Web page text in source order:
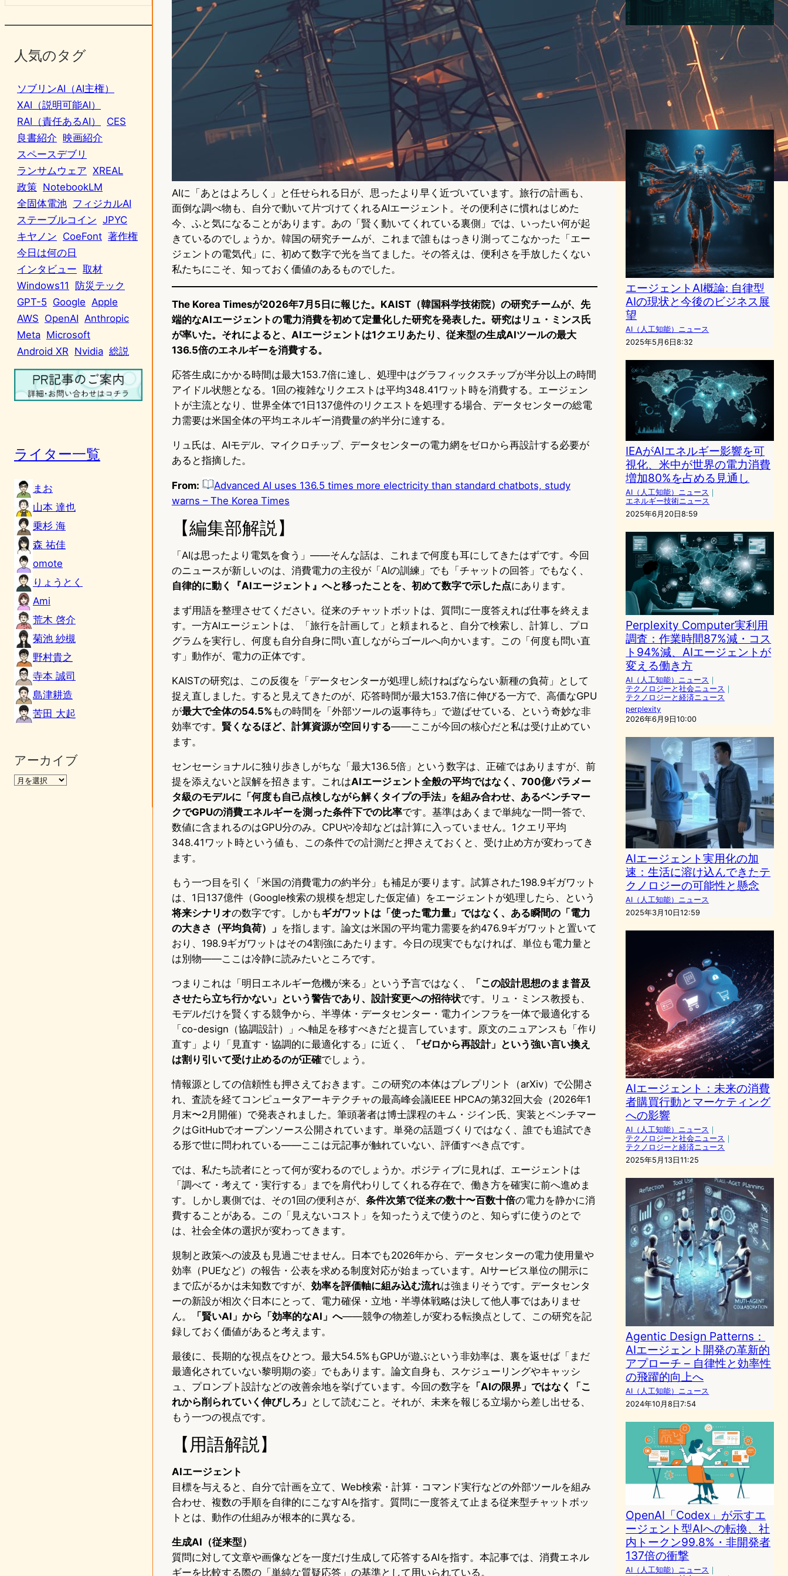
人気のタグ
ソブリンAI（AI主権）
XAI（説明可能AI）
RAI（責任あるAI）
CES
良書紹介 映画紹介
スペースデブリ
ランサムウェア XREAL
政策 NotebookLM
全固体電池 フィジカルAI
ステーブルコイン JPYC
キヤノン CoeFont 著作権
今日は何の日
インタビュー 取材
Windows11
防災テック
GPT-5 Google Apple
AWS OpenAI Anthropic
Meta Microsoft
Android XR Nvidia 総説
ライター一覧
まお
山本 達也
乗杉 海
森 祐佳
omote
りょうとく
Ami
荒木 啓介
菊池 紗槻
野村貴之
寺本 誠司
島津耕造
苦田 大起
アーカイブ
AIに「あとはよろしく」と任せられる日が、思ったより早く近づいています。旅行の計画も、
面倒な調べ物も、自分で動いて片づけてくれるAIエージェント。その便利さに慣れはじめた
今、ふと気になることがあります。あの「賢く動いてくれている裏側」では、いったい何が起
きているのでしょうか。韓国の研究チームが、これまで誰もはっきり測ってこなかった「エー
ジェントの電気代」に、初めて数字で光を当てました。その答えは、便利さを手放したくない
私たちにこそ、知っておく価値のあるものでした。
The Korea Timesが2026年7月5日に報じた。KAIST（韓国科学技術院）の研究チームが、先
端的なAIエージェントの電力消費を初めて定量化した研究を発表した。研究はリュ・ミンス氏
が率いた。それによると、AIエージェントは1クエリあたり、従来型の生成AIツールの最大
136.5倍のエネルギーを消費する。
応答生成にかかる時間は最大153.7倍に達し、処理中はグラフィックスチップが半分以上の時間
アイドル状態となる。1回の複雑なリクエストは平均348.41ワット時を消費する。エージェン
トが主流となり、世界全体で1日137億件のリクエストを処理する場合、データセンターの総電
力需要は米国全体の平均エネルギー消費量の約半分に達する。
リュ氏は、AIモデル、マイクロチップ、データセンターの電力網をゼロから再設計する必要が
あると指摘した。
From:
Advanced AI uses 136.5 times more electricity than standard chatbots, study
warns – The Korea Times
【編集部解説】
「AIは思ったより電気を食う」——そんな話は、これまで何度も耳にしてきたはずです。今回
のニュースが新しいのは、消費電力の主役が「AIの訓練」でも「チャットの回答」でもなく、
自律的に動く『AIエージェント』へと移ったことを、初めて数字で示した点にあります。
まず用語を整理させてください。従来のチャットボットは、質問に一度答えれば仕事を終えま
す。一方AIエージェントは、「旅行を計画して」と頼まれると、自分で検索し、計算し、プロ
グラムを実行し、何度も自分自身に問い直しながらゴールへ向かいます。この「何度も問い直
す」動作が、電力の正体です。
KAISTの研究は、この反復を「データセンターが処理し続けねばならない新種の負荷」として
捉え直しました。すると見えてきたのが、応答時間が最大153.7倍に伸びる一方で、高価なGPU
が最大で全体の54.5% もの時間を「外部ツールの返事待ち」で遊ばせている、という奇妙な非
効率です。 賢くなるほど、計算資源が空回りする——ここが今回の核心だと私は受け止めてい
ます。
センセーショナルに独り歩きしがちな「最大136.5倍」という数字は、正確ではありますが、前
提を添えないと誤解を招きます。これはAIエージェント全般の平均ではなく、700億パラメー
タ級のモデルに「何度も自己点検しながら解くタイプの手法」を組み合わせ、あるベンチマー
クでGPUの消費エネルギーを測った条件下での比率です。基準はあくまで単純な一問一答で、
数値に含まれるのはGPU分のみ。CPUや冷却などは計算に入っていません。1クエリ平均
348.41ワット時という値も、この条件での計測だと押さえておくと、受け止め方が変わってき
ます。
もう一つ目を引く「米国の消費電力の約半分」も補足が要ります。試算された198.9ギガワット
は、1日137億件（Google検索の規模を想定した仮定値）をエージェントが処理したら、という
将来シナリオの数字です。しかもギガワットは「使った電力量」ではなく、ある瞬間の「電力
の大きさ（平均負荷）」 を指します。論文は米国の平均電力需要を約476.9ギガワットと置いて
おり、198.9ギガワットはその4割強にあたります。今日の現実でもなければ、単位も電力量と
は別物——ここは冷静に読みたいところです。
つまりこれは「明日エネルギー危機が来る」という予言ではなく、
「この設計思想のまま普及
させたら立ち行かない」という警告であり、設計変更への招待状です。リュ・ミンス教授も、
モデルだけを賢くする競争から、半導体・データセンター・電力インフラを一体で最適化する
「co-design（協調設計）」へ軸足を移すべきだと提言しています。原文のニュアンスも「作り
直す」より「見直す・協調的に最適化する」に近く、
「ゼロから再設計」という強い言い換え
は割り引いて受け止めるのが正確でしょう。
情報源としての信頼性も押さえておきます。この研究の本体はプレプリント（arXiv）で公開さ
れ、査読を経てコンピュータアーキテクチャの最高峰会議IEEE HPCAの第32回大会（2026年1
月末〜2月開催）で発表されました。筆頭著者は博士課程のキム・ジイン氏、実装とベンチマー
クはGitHubでオープンソース公開されています。単発の話題づくりではなく、誰でも追試でき
る形で世に問われている——ここは元記事が触れていない、評価すべき点です。
では、私たち読者にとって何が変わるのでしょうか。ポジティブに見れば、エージェントは
「調べて・考えて・実行する」までを肩代わりしてくれる存在で、働き方を確実に前へ進めま
す。しかし裏側では、その1回の便利さが、 条件次第で従来の数十〜百数十倍の電力を静かに消
費することがある。この「見えないコスト」を知ったうえで使うのと、知らずに使うのとで
は、社会全体の選択が変わってきます。
規制と政策への波及も見過ごせません。日本でも2026年から、データセンターの電力使用量や
効率（PUEなど）の報告・公表を求める制度対応が始まっています。AIサービス単位の開示に
まで広がるかは未知数ですが、 効率を評価軸に組み込む流れは強まりそうです。データセンタ
ーの新設が相次ぐ日本にとって、電力確保・立地・半導体戦略は決して他人事ではありませ
ん。
「賢いAI」から「効率的なAI」へ——競争の物差しが変わる転換点として、この研究を記
録しておく価値があると考えます。
最後に、長期的な視点をひとつ。最大54.5%もGPUが遊ぶという非効率は、裏を返せば「まだ
最適化されていない黎明期の姿」でもあります。論文自身も、スケジューリングやキャッシ
ュ、プロンプト設計などの改善余地を挙げています。今回の数字を 「AIの限界」ではなく「こ
れから削られていく伸びしろ」 として読むこと。それが、未来を報じる立場から差し出せる、
もう一つの視点です。
【用語解説】
AIエージェント
目標を与えると、自分で計画を立て、Web検索・計算・コマンド実行などの外部ツールを組み
合わせ、複数の手順を自律的にこなすAIを指す。質問に一度答えて止まる従来型チャットボッ
トとは、動作の仕組みが根本的に異なる。
生成AI（従来型）
質問に対して文章や画像などを一度だけ生成して応答するAIを指す。本記事では、消費エネル
ギーを比較する際の「単純な質疑応答」の基準として用いられている。
ChatGPT（OpenAI）の電力
消費は小国並み – 年間
1,058GWh、1リクエスト
0.3Wh時代へ
AI（人工知能）ニュース
エネルギー技術ニュース
2025年4月22日13:35
エージェントAI概論: 自律型
AIの現状と今後のビジネス展
望
AI（人工知能）ニュース
2025年5月6日8:32
IEAがAIエネルギー影響を可
視化、米中が世界の電力消費
増加80%を占める見通し
AI（人工知能）ニュース ｜
エネルギー技術ニュース
2025年6月20日8:59
Perplexity Computer実利用
調査：作業時間87%減・コス
ト94%減、AIエージェントが
変える働き方
AI（人工知能）ニュース ｜
テクノロジーと社会ニュース ｜
テクノロジーと経済ニュース
perplexity
2026年6月9日10:00
AIエージェント実用化の加
速：生活に溶け込んできたテ
クノロジーの可能性と懸念
AI（人工知能）ニュース
2025年3月10日12:59
AIエージェント：未来の消費
者購買行動とマーケティング
への影響
AI（人工知能）ニュース ｜
テクノロジーと社会ニュース ｜
テクノロジーと経済ニュース
2025年5月13日11:25
Agentic Design Patterns：
AIエージェント開発の革新的
アプローチ – 自律性と効率性
の飛躍的向上へ
AI（人工知能）ニュース
2024年10月8日7:54
OpenAI「Codex」が示すエ
ージェント型AIへの転換、社
内トークン99.8%・非開発者
137倍の衝撃
AI（人工知能）ニュース ｜